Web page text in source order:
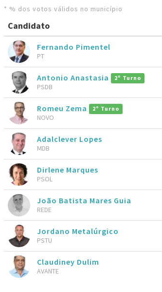
* % dos votos válidos no município
Candidato
Fernando Pimentel
PT
Antonio Anastasia 2º Turno
PSDB
Romeu Zema 2º Turno
NOVO
Adalclever Lopes
MDB
Dirlene Marques
PSOL
João Batista Mares Guia
REDE
Jordano Metalúrgico
PSTU
Claudiney Dulim
AVANTE